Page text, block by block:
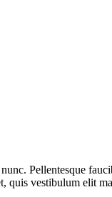
Pellentesque
quis vestibulum elit